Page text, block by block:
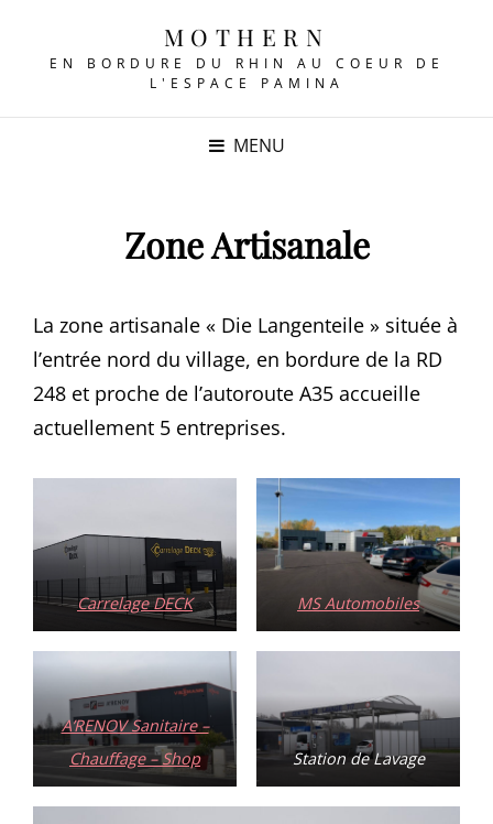
MOTHERN
EN BORDURE DU RHIN AU COEUR DE
L'ESPACE PAMINA
MENU
Zone Artisanale
La zone artisanale « Die Langenteile » située à
l’entrée nord du village, en bordure de la RD
248 et proche de l’autoroute A35 accueille
actuellement 5 entreprises.
Carrelage DECK MS Automobiles
A’RENOV Sanitaire –
Chauffage – Shop
Station de Lavage